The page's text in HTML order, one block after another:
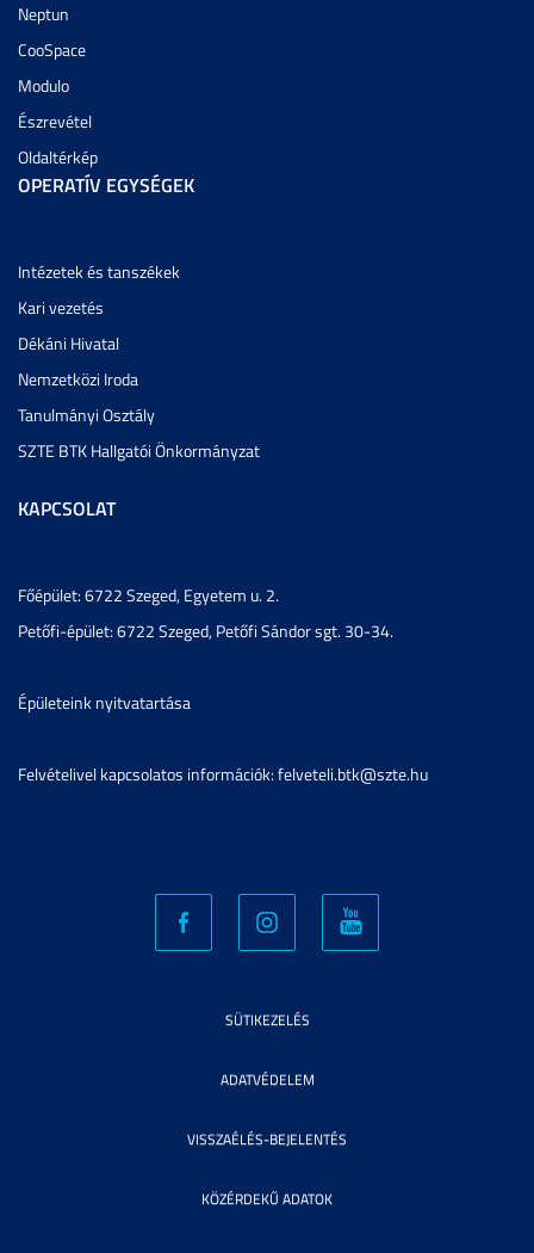
Neptun
CooSpace
Modulo
Észrevétel
Oldaltérkép
OPERATÍV EGYSÉGEK
Intézetek és tanszékek
Kari vezetés
Dékáni Hivatal
Nemzetközi Iroda
Tanulmányi Osztály
SZTE BTK Hallgatói Önkormányzat
KAPCSOLAT
Főépület: 6722 Szeged, Egyetem u. 2.
Petőfi-épület: 6722 Szeged, Petőfi Sándor sgt. 30-34.
Épületeink nyitvatartása
Felvételivel kapcsolatos információk: felveteli.btk@szte.hu
SÜTIKEZELÉS
ADATVÉDELEM
VISSZAÉLÉS-BEJELENTÉS
KÖZÉRDEKŰ ADATOK